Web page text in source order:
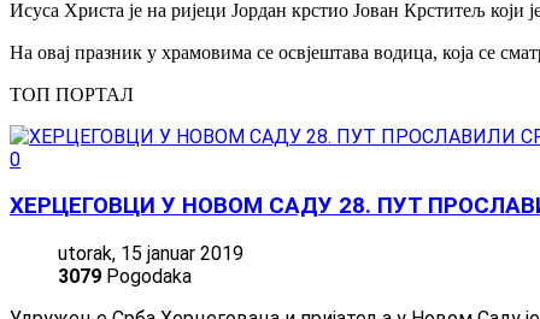
Исуса Христа је на ријеци Јордан крстио Јован Крститељ који
На овај празник у храмовима се освјештава водица, која се
ТОП ПОРТАЛ
0
ХЕРЦЕГОВЦИ У НОВОМ САДУ 28. ПУТ
utorak, 15 januar 2019
3079 Pogodaka